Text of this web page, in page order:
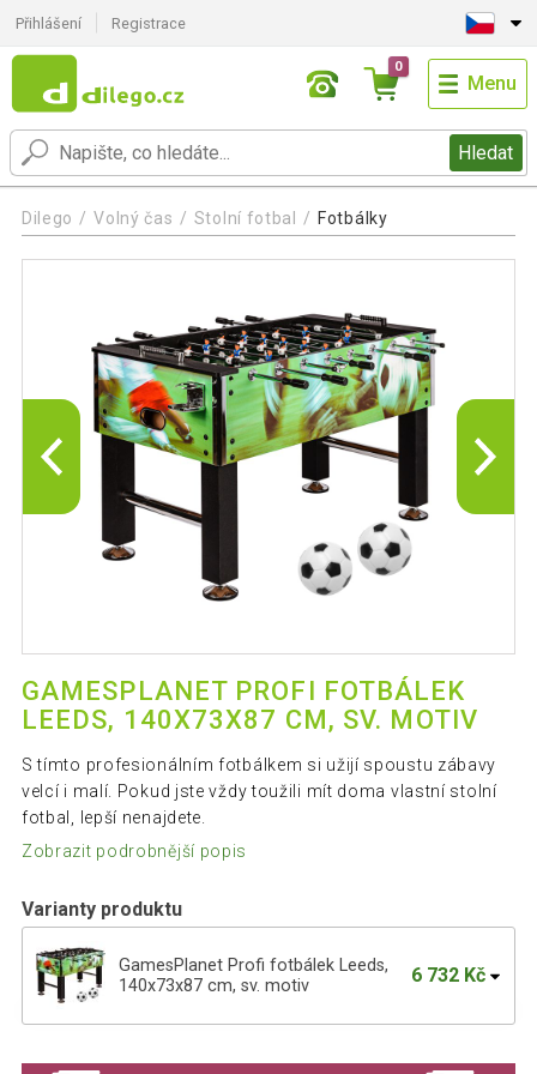
Přihlášení Registrace
Hledat
0
Menu
Dilego Volný čas Stolní fotbal Fotbálky
GAMESPLANET PROFI FOTBÁLEK
LEEDS, 140X73X87 CM, SV. MOTIV
S tímto profesionálním fotbálkem si užijí spoustu zábavy
velcí i malí. Pokud jste vždy toužili mít doma vlastní stolní
fotbal, lepší nenajdete.
Zobrazit podrobnější popis
Varianty produktu
GamesPlanet Profi fotbálek Leeds,
140x73x87 cm, sv. motiv
6 732 Kč
140x73x87 cm, tm.motiv